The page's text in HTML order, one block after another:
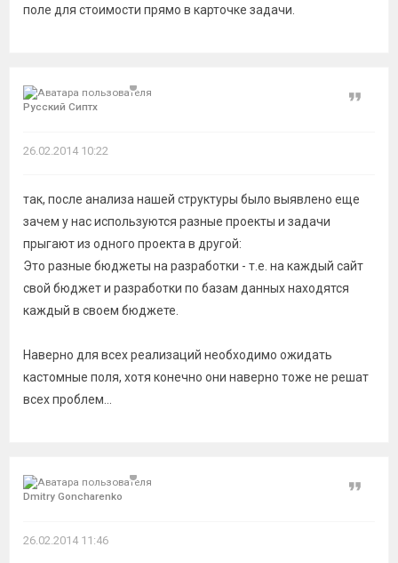
поле для стоимости прямо в карточке задачи.
Русский Сиптх
Цитата
26.02.2014 10:22
так, после анализа нашей структуры было выявлено еще
зачем у нас используются разные проекты и задачи
прыгают из одного проекта в другой:
Это разные бюджеты на разработки - т.е. на каждый сайт
свой бюджет и разработки по базам данных находятся
каждый в своем бюджете.
Наверно для всех реализаций необходимо ожидать
кастомные поля, хотя конечно они наверно тоже не решат
всех проблем...
Dmitry Goncharenko
Цитата
26.02.2014 11:46